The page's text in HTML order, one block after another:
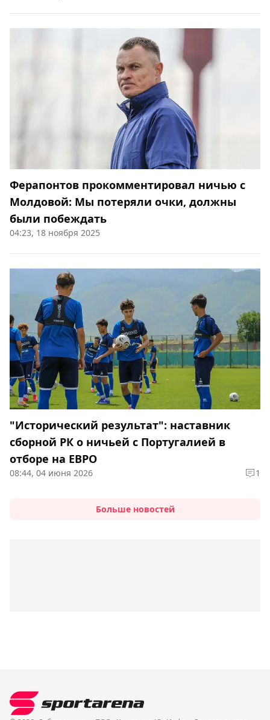
Ферапонтов прокомментировал ничью с
Молдовой: Мы потеряли очки, должны
были побеждать
04:23, 18 ноября 2025
"Исторический результат": наставник
сборной РК о ничьей с Португалией в
отборе на ЕВРО
08:44, 04 июня 2026 1
Больше новостей